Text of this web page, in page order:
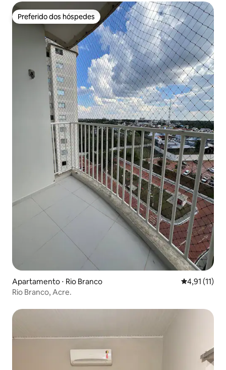
Preferido dos hóspedes
Preferido dos hóspedes
Apartamento ⋅ Rio Branco 4,91 de uma
4,91 (11)
Rio Branco, Acre.